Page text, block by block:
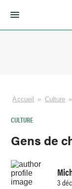
Accueil » Culture »
CULTURE
Gens de
3